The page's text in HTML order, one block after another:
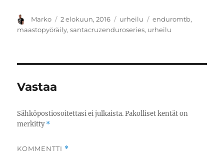
Kirjoittaja
Marko Julkaistu
2 elokuun, 2016 Kategoriat
urheilu Avainsanat
enduromtb,
maastopyöräily,santacruzenduroseries, urheilu
Vastaa
Sähköpostiosoitettasi ei julkaista. Pakolliset kentät on
merkitty*
KOMMENTTI *